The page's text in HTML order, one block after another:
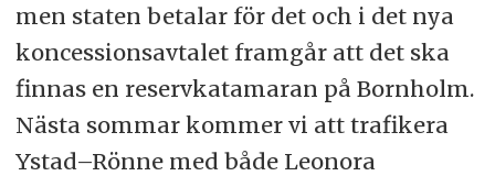
men staten betalar för det och i det nya
koncessionsavtalet framgår att det ska
finnas en reservkatamaran på Bornholm.
Nästa sommar kommer vi att trafikera
Ystad–Rönne med både Leonora